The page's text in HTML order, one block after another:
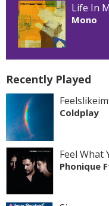
Life In
Mono
Recently Played
Coldplay
Feel What
Phonique